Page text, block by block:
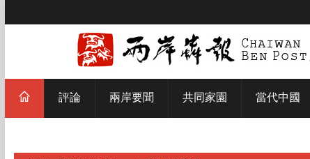
評論 兩岸要聞 共同家園 當代中國